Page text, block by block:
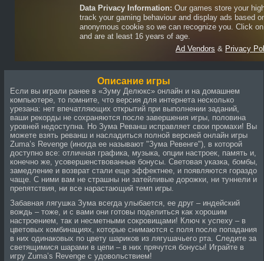
Описание игры
Если вы играли ранее в «Зуму Делюкс» онлайн и на домашнем
компьютере, то помните, что версия для интернета несколько
урезана: нет впечатляющих открытий при выполнении заданий,
ваши рекорды не сохраняются после завершения игры, половина
уровней недоступна. Но Зума Реванш исправляет свои промахи! Вы
можете взять реванш и насладиться полной версией онлайн игры
Zuma’s Revenge (иногда ее называют "Зума Ревенге"), в которой
доступно все: отличная графика, музыка, опции настроек, память и,
конечно же, усовершенствованные бонусы. Световая указка, бомбы,
замедление и возврат стали еще эффектнее, и появляются гораздо
чаще. С ними вам не страшны ни затейливые дорожки, ни туннели и
препятствия, ни все нарастающий темп игры.
Забавная лягушка Зума всегда улыбается, ее друг – индейский
вождь – тоже, и с вами они готовы поделиться как хорошим
настроением, так и несметными сокровищами! Ключ к успеху – в
цветовых комбинациях, которые снимаются с поля после попадания
в них одинаковых по цвету шариков из лягушачьего рта. Следите за
светящимися шарами в цепи – в них прячутся бонусы! Играйте в
игру Zuma’s Revenge с удовольствием!